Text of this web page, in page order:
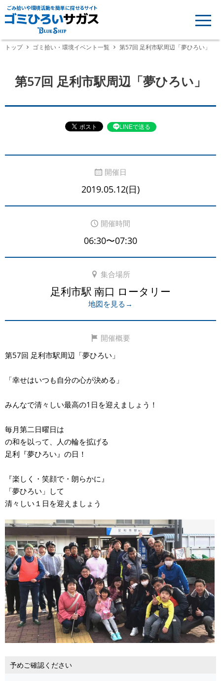
ごみ拾いや環境活動を簡単に探せるサイト
トップ ゴミ拾い・環境イベント一覧 第57回 足利市駅周辺「夢ひろい」
第57回 足利市駅周辺「夢ひろい」
LINEで送る
開催日
2019.05.12(日)
開催時間
06:30〜07:30
集合場所
足利市駅 南口 ロータリー
地図を見る→
開催概要
第57回 足利市駅周辺「夢ひろい」
「幸せはいつも自分の心が決める」
みんなで清々しい最高の1日を迎えましょう！
毎月第二日曜日は
の和を以って、人の輪を拡げる
足利『夢ひろい』の日！
『楽しく・笑顔で・朗らかに』
「夢ひろい」して
清々しい１日を迎えましょう
予めご確認ください